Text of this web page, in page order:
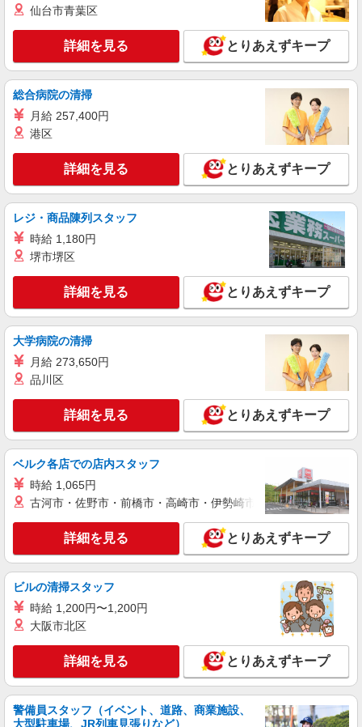
★面接スキップ★脇田駅で障がい者支援員★軽
作業の見守りなど
時給1350円〜2062円 ＜日払い有/週払い有/交
通費全支給(ガソリン代含む)＞
鹿児島市 ≪最寄駅：脇田≫
キープ 詳細を見る
派遣社員
株式会社kotrio /●KG-H-1975522
高見馬場駅｜リハビリ補助などのデイサービス
STAFF♪未経験OK
時給1350円〜2062円 ＜日払い有/週払い有/交
鹿児島市 ≪最寄駅：高見馬場≫
キープ 詳細を見る
派遣社員
株式会社kotrio /●KG-H-1878802
【郡元駅近く】病院でシーツ交換や備品管理な
時給1350円〜2062円 ＜日払い有/週払い有/交
通費全支給(ガソリン代含む)＞
鹿児島市 ＊最寄り駅：郡元
派遣社員
日収1万円！デイサービスでリハビリ補助など
時給1350円〜2062円 ＜日払い有/週払い有/交
通費全支給(ガソリン代含む)＞
鹿児島市 ≪最寄駅：鹿児島中央駅前≫
詳細を見る
株式会社kotrio /●KG-H-1982228
<宇宿>高時給&シフト柔軟でいいとこ取り♪サ
仙台市青葉区
詳細を見る とりあえずキープ
総合病院の清掃
月給 257,400円
港区
詳細を見る とりあえずキープ
レジ・商品陳列スタッフ
時給 1,180円
堺市堺区
詳細を見る とりあえずキープ
大学病院の清掃
月給 273,650円
品川区
詳細を見る とりあえずキープ
ベルク各店での店内スタッフ
時給 1,065円
古河市・佐野市・前橋市・高崎市・伊勢崎市・太田市・館林市
詳細を見る とりあえずキープ
ビルの清掃スタッフ
時給 1,200円〜1,200円
大阪市北区
詳細を見る とりあえずキープ
警備員スタッフ（イベント、道路、商業施設、
大型駐車場、JR列車見張りなど）